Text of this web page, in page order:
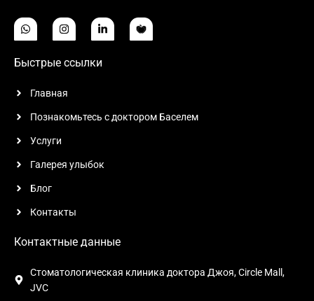
Быстрые ссылки
Главная
Познакомьтесь с доктором Баселем
Услуги
Галерея улыбок
Блог
Контакты
Контактные данные
Стоматологическая клиника доктора Джоя, Circle Mall,
JVC